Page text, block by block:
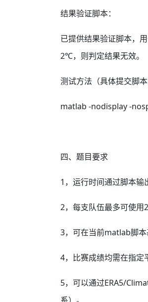
结果验证脚本：
已提供结果验证脚本，
2℃，则判定结果无效。
测试方法（具体提交脚
matlab -nodisplay -
四、题目要求
1，运行时间通过脚本输
2，每支队伍最多可使用
3，可在当前matlab脚
4，比赛成绩均需在指定
5，可以通过ERA5/